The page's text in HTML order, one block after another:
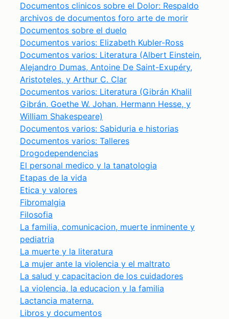
Documentos clinicos sobre el Dolor: Respaldo
archivos de documentos foro arte de morir
Documentos sobre el duelo
Documentos varios: Elizabeth Kubler-Ross
Documentos varios: Literatura (Albert Einstein,
Alejandro Dumas, Antoine De Saint-Exupéry,
Aristoteles, y Arthur C. Clar
Documentos varios: Literatura (Gibrán Khalil
Gibrán, Goethe W. Johan, Hermann Hesse, y
William Shakespeare)
Documentos varios: Sabiduria e historias
Documentos varios: Talleres
Drogodependencias
El personal medico y la tanatologia
Etapas de la vida
Etica y valores
Fibromalgia
Filosofia
La familia, comunicacion, muerte inminente y
pediatria
La muerte y la literatura
La mujer ante la violencia y el maltrato
La salud y capacitacion de los cuidadores
La violencia, la educacion y la familia
Lactancia materna.
Libros y documentos